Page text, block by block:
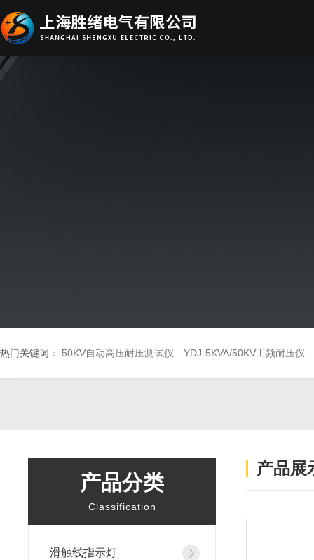
热门关键词： 50KV自动高压耐压测试仪 YDJ-5KVA/50KV工频耐压仪
产品分类
Classification
滑触线指示灯
产品展